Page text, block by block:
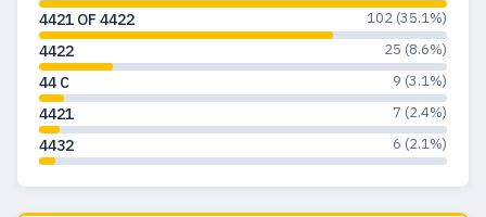
4421 OF 4422 102 (35.1%)
4422 25 (8.6%)
44 C 9 (3.1%)
4421 7 (2.4%)
4432 6 (2.1%)